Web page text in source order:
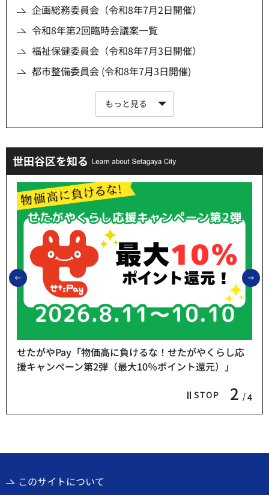
企画総務委員会（令和8年7月2日開催）
令和8年第2回臨時会議案一覧
福祉保健委員会（令和8年7月3日開催）
都市整備委員会 (令和8年7月3日開催)
もっと見る
世田谷区を知る
前のスライドを表示
STOP 2 4
せたがやPay「物価高に負けるな！せたがやくらし応
援キャンペーン第2弾（最大10％ポイント還元）」
このサイトについて